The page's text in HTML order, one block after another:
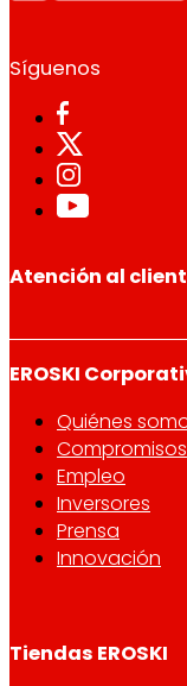
Síguenos
Atención al
EROSKI
Quiénes
Compromisos
Empleo
Inversores
Prensa
Innovación
Tiendas EROSKI